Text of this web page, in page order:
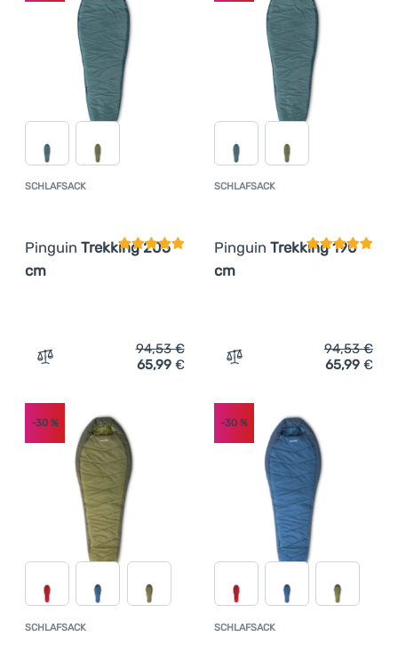
SCHLAFSACK
Pinguin Trekking 205
cm
Kundenbewertung
Zum Vergleich 'Schlafsack Pinguin Trekking 205 cm'
94,53€
65,99 €
SCHLAFSACK
Pinguin Trekking 190
cm
Zum Vergleich
94,53€
65,99 €
SCHLAFSACK Kundenbewertung
-30 %
SCHLAFSACK
-30%